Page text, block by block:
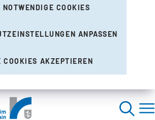
NOTWENDIGE COOKIES
ANPASSEN
COOKIES AKZEPTIEREN